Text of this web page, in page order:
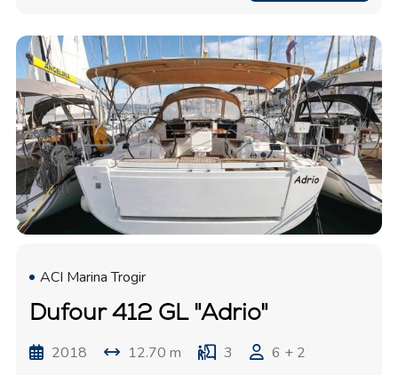
ACI Marina Trogir
Dufour 412 GL "Adrio"
2018 12.70 m 3
6 + 2